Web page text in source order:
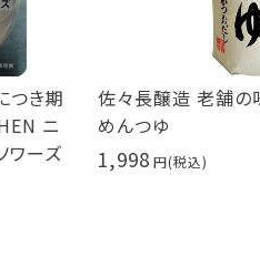
つき期
ニ
ワーズ
佐々長醸造 老舗
めんつゆ
1,998